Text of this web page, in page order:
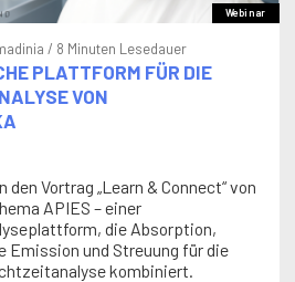
Webinar
/ 8 Minuten Lesedauer
PLATTFORM FÜR DIE
VON
Vortrag „Learn & Connect“ von
APIES – einer
die Absorption,
und Streuung für die
kombiniert.